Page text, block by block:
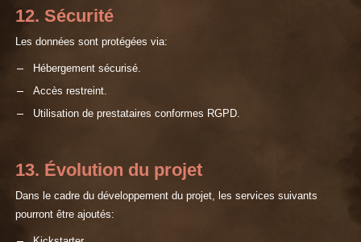
12. Sécurité
Les données sont protégées via:
Hébergement sécurisé.
Accès restreint.
Utilisation de prestataires conformes RGPD.
13. Évolution du projet
Dans le cadre du développement du projet, les services suivants
pourront être ajoutés: